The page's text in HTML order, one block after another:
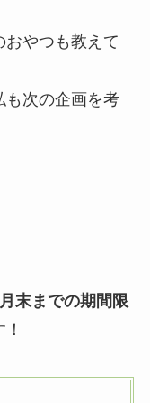
おやつも教えて
も次の企画を考
月末までの期間限